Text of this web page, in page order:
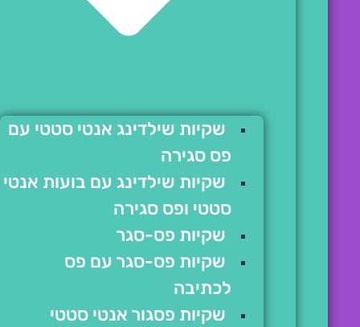
שקיות שילדינג אנטי סטטי עם
פס סגירה
שקיות שילדינג עם בועות אנטי
סטטי ופס סגירה
שקיות פס-סגר
שקיות פס-סגר עם פס
לכתיבה
שקיות פסגור אנטי סטטי